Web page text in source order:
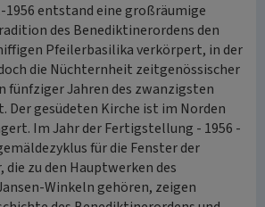
1956 entstand eine großräumige
des Benediktinerordens den
Pfeilerbasilika verkörpert, in der
die Nüchternheit zeitgenössischer
fünfziger Jahren des zwanzigsten
Der gesüdeten Kirche ist im Norden
Im Jahr der Fertigstellung - 1956 -
für die Fenster der
die zu den Hauptwerken des
Winkeln gehören, zeigen